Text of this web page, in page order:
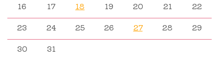
16
17 18 19 20 21
22
23
24 25 26 27 28
29
30
31